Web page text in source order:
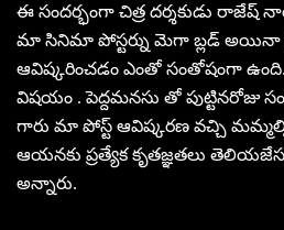
ఈ సందర్భంగా చిత్ర దర్శకుడు
మా సినిమా పోస్టర్ను మెగా బ్లడ్ అయినా
ఆవిష్కరించడం ఎంతో సంతోషంగా
విషయం . పెద్దమనసు తో
గారు మా పోస్ట్ ఆవిష్కరణ వచ్చి మమ్మల్ని
ఆయనకు ప్రత్యేక కృతజ్ఞతలు
అన్నారు.